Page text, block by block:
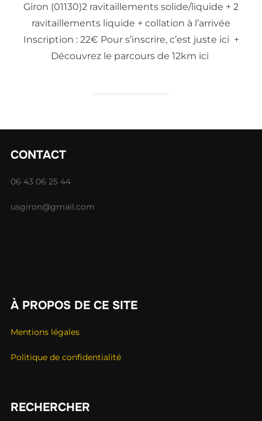
Giron (01130)2 ravitaillements solide/liquide + 2
ravitaillements liquide + collation à l’arrivée
Inscription : 22€ Pour s’inscrire, c’est juste ici +
Découvrez le parcours de 12km ici
CONTACT
06 43 06 25 44
usgiron@gmail.com
À PROPOS DE CE SITE
Mentions légales
Politique de confidentialité
RECHERCHER